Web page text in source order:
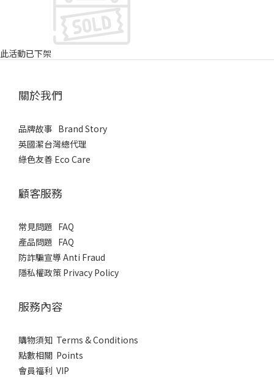
此活動已下架
關於我們
品牌故事 Brand Story
英國潔台灣總代理
綠色友善 Eco Care
顧客服務
常見問題 FAQ
產品問題 FAQ
​防詐騙宣導 Anti Fraud
隱私權政策 Privacy Policy
服務內容
購物須知 Terms & Conditions
點數相關 Points
會員福利 VIP